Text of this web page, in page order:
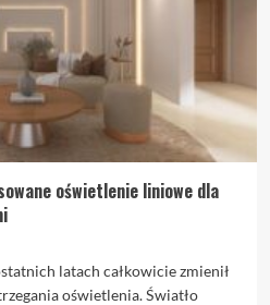
oświetlenie liniowe dla
latach całkowicie zmienił
oświetlenia. Światło